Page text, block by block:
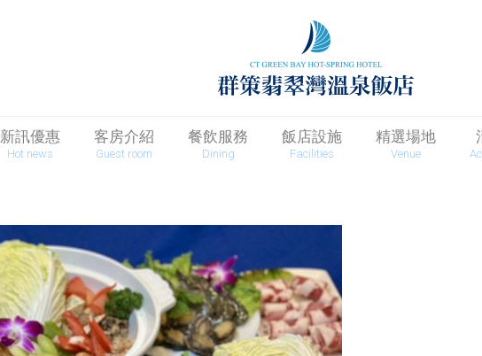
新訊優惠
Hot news
客房介紹
Guest room
餐飲服務
Dining
飯店設施
Facilities
精選場地
Venue